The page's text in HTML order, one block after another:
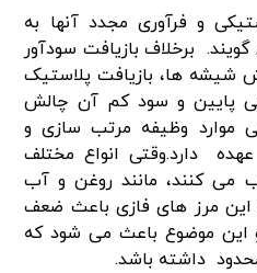
و فرآوری مجدد آنها به
برخلاف بازیافت سودآور
شیشه ها، بازیافت پلاستیک
پایین و سود کم آن چالش
موارد وظیفه مرتب سازی و
دارد.وقتی انواع مختلف
می کنند، مانند روغن و آب
این مرز های فازی باعث ضعف
این موضوع باعث می شود که
داشته باشد.